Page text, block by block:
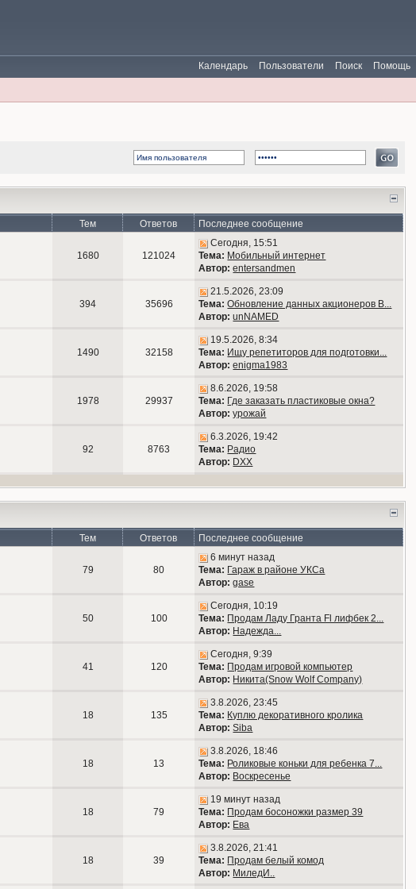
Помощь
Поиск
Пользователи
Календарь
Тем Ответов Последнее сообщение
1680 121024
Сегодня, 15:51
Тема: Мобильный интернет
Автор: entersandmen
394 35696
21.5.2026, 23:09
Тема: Обновление данных акционеров В...
Автор: unNAMED
1490 32158
19.5.2026, 8:34
Тема: Ищу репетиторов для подготовки...
Автор: enigma1983
1978 29937
8.6.2026, 19:58
Тема: Где заказать пластиковые окна?
Автор: урожай
92 8763
6.3.2026, 19:42
Тема: Радио
Автор: DXX
Тем Ответов
Последнее сообщение
79 80
6 минут назад
Тема: Гараж в районе УКСа
Автор: gase
50 100
Сегодня, 10:19
Тема: Продам Ладу Гранта Fl лифбек 2...
Автор: Надежда...
41 120
Сегодня, 9:39
Тема: Продам игровой компьютер
Автор: Никита(Snow Wolf Company)
18 135
3.8.2026, 23:45
Тема: Куплю декоративного кролика
Автор: Siba
18 13
3.8.2026, 18:46
Тема: Роликовые коньки для ребенка 7...
Автор: Воскресенье
18 79
19 минут назад
Тема: Продам босоножки размер 39
Автор: Ева
18 39
3.8.2026, 21:41
Тема: Продам белый комод
Автор: МиледИ..